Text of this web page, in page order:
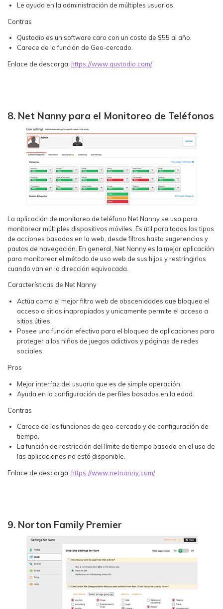
Le ayuda en la administración de múltiples usuarios.
Contras
Qustodio es un software caro con un costo de $55 al año.
Carece de la función de Geo-cercado.
Enlace de descarga: https://www.qustodio.com/
8. Net Nanny para el Monitoreo de Teléfonos
La aplicación de monitoreo de teléfono Net Nanny se usa para
monitorear múltiples dispositivos móviles. Es útil para todos los tipos
de acciones basadas en la web, desde filtros hasta sugerencias y
pautas de navegación. En general, Net Nanny es la mejor aplicación
para monitorear el método de uso web de sus hijos y restringirlos
cuando van en la dirección equivocada.
Características de Net Nanny
Actúa como el mejor filtro web de obscenidades que bloquea el
acceso a sitios inapropiados y unicamente permite el acceso a
sitios útiles.
Posee una función efectiva para el bloqueo de aplicaciones para
proteger a los niños de juegos adictivos y páginas de redes
sociales.
Pros
Mejor interfaz del usuario que es de simple operación.
Ayuda en la configuración de perfiles basados en la edad.
Contras
Carece de las funciones de geo-cercado y de configuración de
tiempo.
La función de restricción del límite de tiempo basada en el uso de
las aplicaciones no está disponible.
Enlace de descarga: https://www.netnanny.com/
9. Norton Family Premier